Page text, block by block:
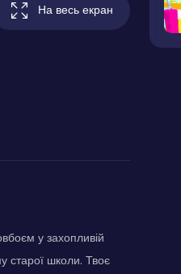
На весь екран
у захопливій
старої школи. Твоє